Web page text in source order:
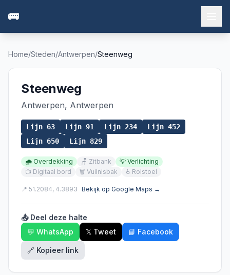
🚌
Home/Steden/Antwerpen/Steenweg
Steenweg
Antwerpen, Antwerpen
Lijn 63 Lijn 91 Lijn 234 Lijn 452
Lijn 650 Lijn 829
🌧️ Overdekking 🪑 Zitbank 💡 Verlichting
📺 Digitaal bord 🗑️ Vuilnisbak ♿ Rolstoel
📍 51.2084, 4.3893 Bekijk op Google Maps →
📤 Deel deze halte
💬 WhatsApp
𝕏 Tweet 📘 Facebook
🔗 Kopieer link